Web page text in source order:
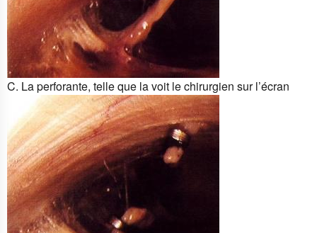
C. La perforante, telle que la voit le chirurgien sur l’écran